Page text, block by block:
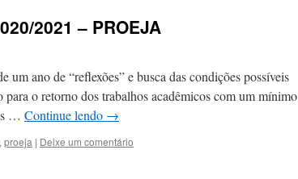
2021 – PROEJA
um ano de “reflexões” e busca das condições possíveis
o retorno dos trabalhos acadêmicos com um mínimo
… Continue lendo →
, proeja | Deixe um comentário